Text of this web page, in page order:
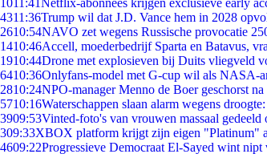
1011:41Netflix-abonnees krijgen exclusieve early
4311:36Trump wil dat J.D. Vance hem in 2028
2610:54NAVO zet wegens Russische provocatie
1410:46Accell, moederbedrijf Sparta en Batavus,
1910:44Drone met explosieven bij Duits vliegveld
6410:36Onlyfans-model met G-cup wil als NASA-
2810:24NPO-manager Menno de Boer geschorst
5710:16Waterschappen slaan alarm wegens
3909:53Vinted-foto's van vrouwen massaal gedeeld
309:33XBOX platform krijgt zijn eigen "Platinum"
4609:22Progressieve Democraat El-Sayed wint